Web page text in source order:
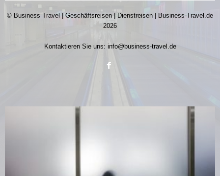
© Business Travel | Geschäftsreisen | Dienstreisen | Business-Travel.de
2026
Kontaktieren Sie uns: info@business-travel.de